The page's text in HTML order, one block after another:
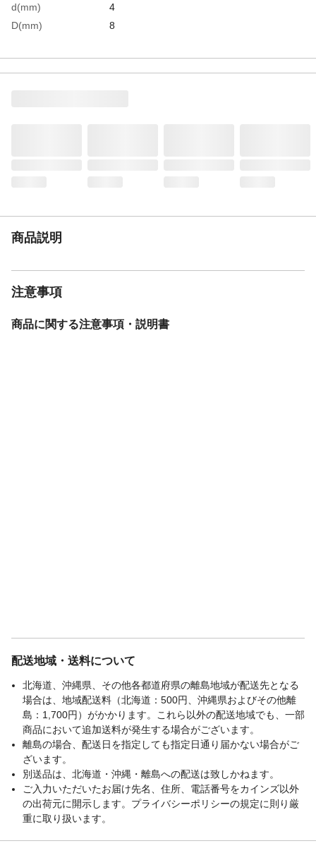
d(mm)
4
D(mm)
8
生産国
中国
商品説明
注意事項
商品に関する注意事項・説明書
配送地域・送料について
北海道、沖縄県、その他各都道府県の離島地域が配送先となる
場合は、地域配送料（北海道：500円、沖縄県およびその他離
島：1,700円）がかかります。これら以外の配送地域でも、一部
商品において追加送料が発生する場合がございます。
離島の場合、配送日を指定しても指定日通り届かない場合がご
ざいます。
別送品は、北海道・沖縄・離島への配送は致しかねます。
ご入力いただいたお届け先名、住所、電話番号をカインズ以外
の出荷元に開示します。プライバシーポリシーの規定に則り厳
重に取り扱います。